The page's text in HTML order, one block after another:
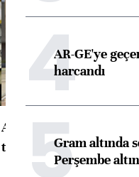
ABD'de konut
toparlandı
4AR-GE'ye
harcandı
5Gram altında
Perşembe